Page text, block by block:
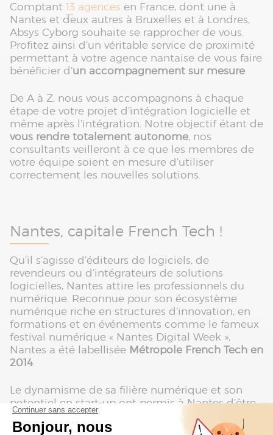
Comptant 13 agences en France, dont une à
Nantes et deux autres à Bruxelles et à Londres,
Absys Cyborg souhaite se rapprocher de vous.
Profitez ainsi d’un véritable service de proximité
permettant à votre agence nantaise de vous faire
bénéficier d’un accompagnement sur mesure.
De A à Z, nous vous accompagnons à chaque
étape de votre projet d’intégration logicielle et
même après l’intégration. Notre objectif étant de
vous rendre totalement autonome, nos
consultants veilleront à ce que les membres de
votre équipe soient en mesure d’utiliser
correctement les nouvelles solutions.
Nantes, capitale French Tech !
Qu’il s’agisse d’éditeurs de logiciels, de
revendeurs ou d’intégrateurs de solutions
logicielles, Nantes attire les professionnels du
numérique. Reconnue pour son écosystème
numérique riche en structures d’innovation, en
formations et en événements comme le fameux
festival numérique « Nantes Digital Week »,
Nantes a été labellisée Métropole French Tech en
2014.
Le dynamisme de sa filière numérique et son
potentiel en start-up ont permis à Nantes d’être
labellisée Capitale French Tech cinq ans plus
tard, c’est-à-dire en 2019
. Johanna Rolland, maire